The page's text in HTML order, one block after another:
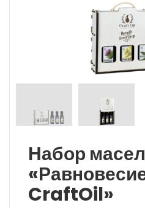
Набор масел
CraftOil»